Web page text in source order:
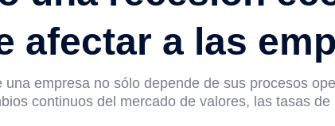
afectar a las
una empresa no sólo depende de sus procesos
continuos del mercado de valores, las tasas de